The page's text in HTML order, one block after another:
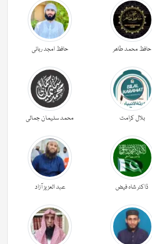
حافظ محمد طاھر حافظ امجد ربانی
بلال کرامت محمد سلیمان جمالی
ڈاکٹر شاہ فیض عبد العزیز آزاد